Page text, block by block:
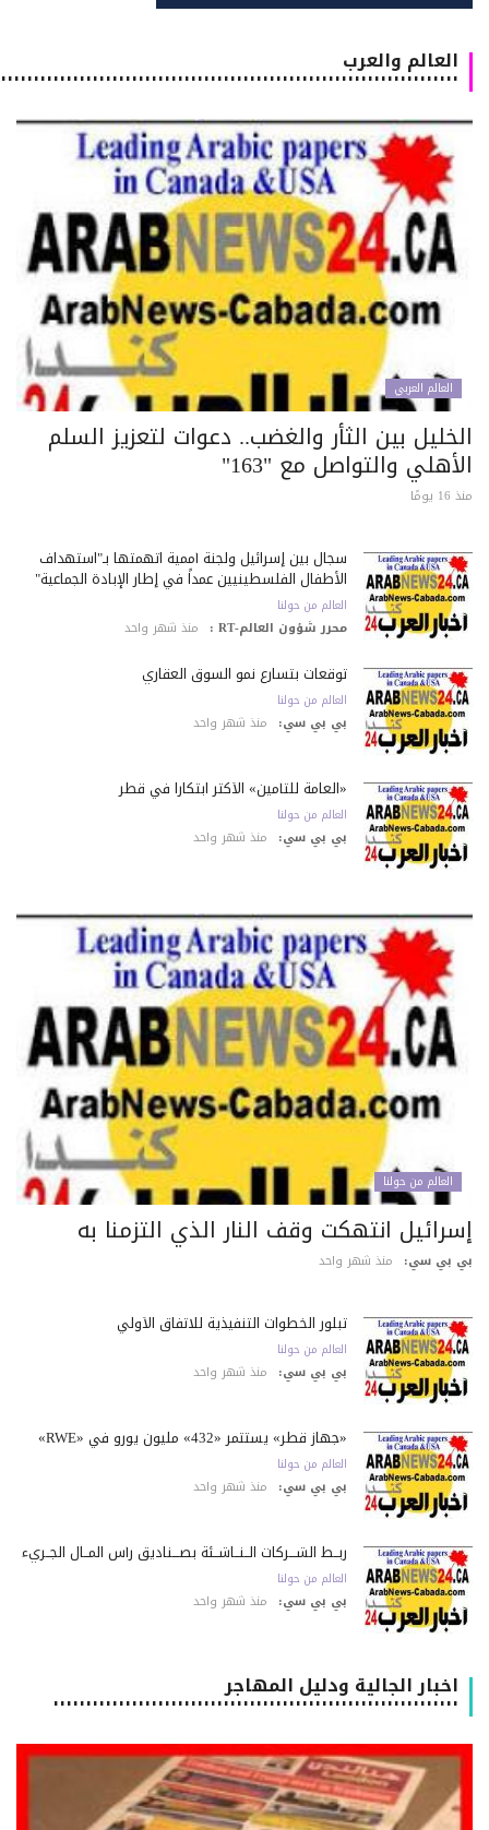
العالم والعرب
٠٠٠٠٠٠٠٠٠٠٠٠٠٠٠٠٠٠٠٠٠٠٠٠٠٠٠٠٠٠٠٠٠٠٠٠٠٠٠٠٠٠٠٠٠٠٠٠٠٠٠٠٠٠٠٠٠٠٠٠٠٠٠٠٠٠٠٠٠٠٠
العالم العربي
بين الثأر والغضب.. دعوات لتعزيز السلم
والتواصل مع "163"
سجال بين إسرائيل ولجنة أممية اتهمتها بـ"استهداف
الأطفال الفلسطينيين عمداً في إطار الإبادة الجماعية"
العالم من حولنا
محرر شؤون العالم-RT : منذ شهر واحد
توقعات بتسارع نمو السوق العقاري
العالم من حولنا
بي بي سي: منذ شهر واحد
«العامة للتأمين» الأكثر ابتكاراً في قطر
العالم من حولنا
بي بي سي: منذ شهر واحد
العالم من حولنا
انتهكت وقف النار الذي التزمنا به
بي سي: منذ شهر واحد
تبلور الخطوات التنفيذية للاتفاق الأولي
العالم من حولنا
بي بي سي: منذ شهر واحد
«جهاز قطر» يستثمر «432» مليون يورو في «RWE»
العالم من حولنا
بي بي سي: منذ شهر واحد
ربــط الشـــركات الــنــاشــئة بصـــناديق رأس المــال الجــريء
العالم من حولنا
بي بي سي: منذ شهر واحد
اخبار الجالية ودليل المهاجر
٠٠٠٠٠٠٠٠٠٠٠٠٠٠٠٠٠٠٠٠٠٠٠٠٠٠٠٠٠٠٠٠٠٠٠٠٠٠٠٠٠٠٠٠٠٠٠٠٠٠٠٠٠٠٠٠٠٠٠٠٠٠